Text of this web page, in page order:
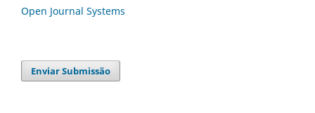
Open Journal Systems
Enviar Submissão